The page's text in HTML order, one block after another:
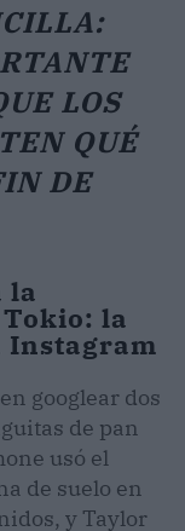
LOS
QUÉ
DE
la
la
Instagram
googlear dos
de pan
usó el
de suelo en
y Taylor